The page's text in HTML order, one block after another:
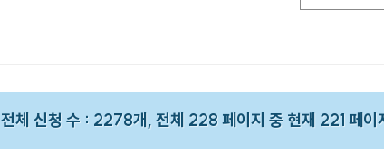
전체 신청 수 : 2278개, 전체 228 페이지 중 현재 221 페이